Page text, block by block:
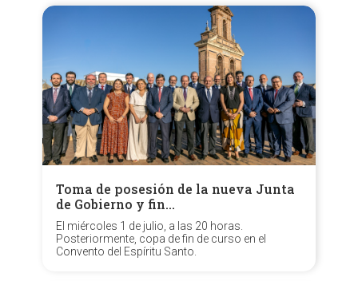
Tovaruela Garrido, resultante del pasado...
Toma de posesión de la nueva Junta
de Gobierno y fin…
El miércoles 1 de julio, a las 20 horas.
Posteriormente, copa de fin de curso en el
Convento del Espíritu Santo.